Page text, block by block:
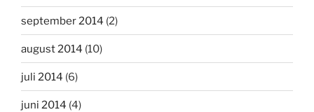
september 2014 (2)
august 2014 (10)
juli 2014 (6)
juni 2014 (4)